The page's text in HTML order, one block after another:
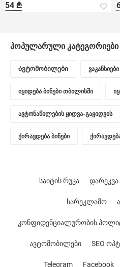
54 ₾
პოპულარული კატეგორიები
Ავტომობილები ვაკანსიები
იყიდება ბინები თბილისში
ავტონაწილების ყიდვა-გაყიდვის
ქირავდება ბინები
საიტის რუკა დარეკვა
სარეკლამო
კონფიდენციალურობის
ავტომობილები SEO
Telegram Facebook